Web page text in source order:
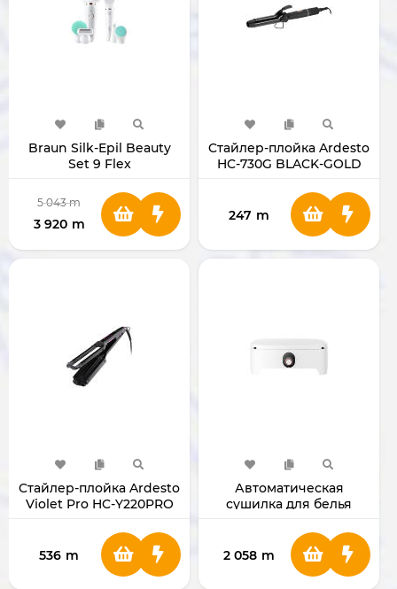
Braun Silk-Epil Beauty
Set 9 Flex
5 043 m
3 920 m
Cтайлер-плойка Ardesto
HC-730G BLACK-GOLD
247 m
Cтайлер-плойка Ardesto
Violet Pro HC-Y220PRO
536 m
Автоматическая
сушилка для белья
2 058 m